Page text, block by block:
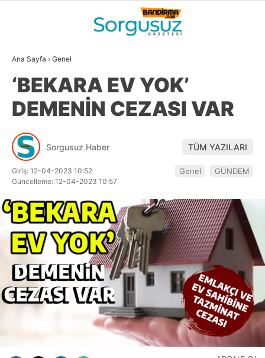
WhatsApp İhbar
Hattı
Facebook
24.4
BALIKESIR
GALERİ VİDEO YAZARLAR
SİYASET
EKONOMİ
MAGAZİN
EĞİTİM
DİĞER
Ana Sayfa › Genel
‘BEKARA EV YOK’
DEMENİN CEZASI VAR
Sorgusuz Haber TÜM YAZILARI
Giriş: 12-04-2023 10:52
Güncelleme: 12-04-2023 10:57
Genel GÜNDEM